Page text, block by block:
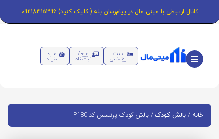
کانال ارتباطی با مینی مال در پیام‌رسان بله ( کلیک کنید) 09218315396
ست
روتختی
ورود/
ثبت نام
سبد
خرید
خانه / بالش کودک / بالش کودک پرنسس کد P180